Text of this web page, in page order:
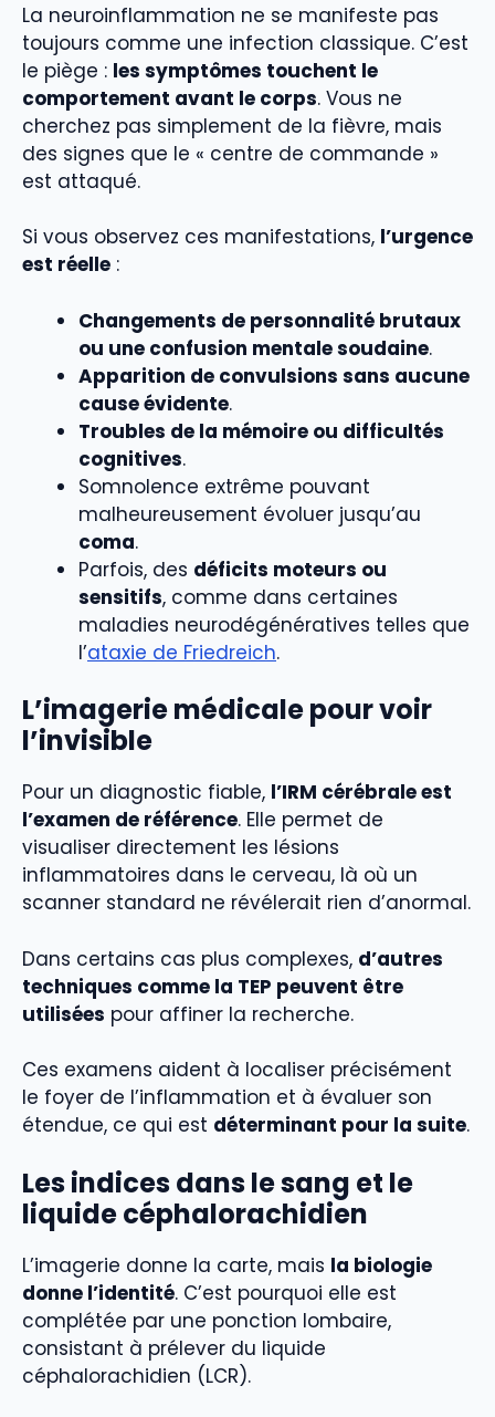
La neuroinflammation ne se manifeste pas
toujours comme une infection classique. C’est
le piège : les symptômes touchent le
comportement avant le corps. Vous ne
cherchez pas simplement de la fièvre, mais
des signes que le « centre de commande »
est attaqué.
Si vous observez ces manifestations, l’urgence
est réelle :
Changements de personnalité brutaux
ou une confusion mentale soudaine.
Apparition de convulsions sans aucune
cause évidente.
Troubles de la mémoire ou difficultés
cognitives.
Somnolence extrême pouvant
malheureusement évoluer jusqu’au
coma.
Parfois, des déficits moteurs ou
sensitifs, comme dans certaines
maladies neurodégénératives telles que
l’ataxie de Friedreich.
L’imagerie médicale pour voir
l’invisible
Pour un diagnostic fiable, l’IRM cérébrale est
l’examen de référence. Elle permet de
visualiser directement les lésions
inflammatoires dans le cerveau, là où un
scanner standard ne révélerait rien d’anormal.
Dans certains cas plus complexes, d’autres
techniques comme la TEP peuvent être
utilisées pour affiner la recherche.
Ces examens aident à localiser précisément
le foyer de l’inflammation et à évaluer son
étendue, ce qui est déterminant pour la suite.
Les indices dans le sang et le
liquide céphalorachidien
L’imagerie donne la carte, mais la biologie
donne l’identité. C’est pourquoi elle est
complétée par une ponction lombaire,
consistant à prélever du liquide
céphalorachidien (LCR).